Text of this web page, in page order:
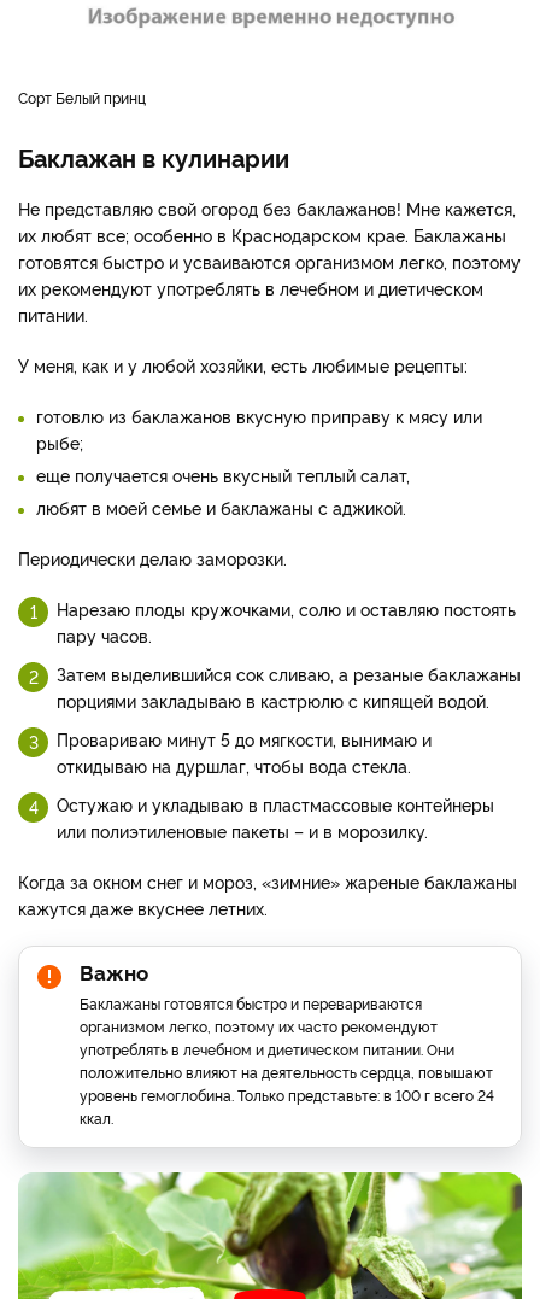
Сорт Белый принц
Баклажан в кулинарии
Не представляю свой огород без баклажанов! Мне кажется,
их любят все; особенно в Краснодарском крае. Баклажаны
готовятся быстро и усваиваются организмом легко, поэтому
их рекомендуют употреблять в лечебном и диетическом
питании.
У меня, как и у любой хозяйки, есть любимые рецепты:
готовлю из баклажанов вкусную приправу к мясу или
рыбе;
еще получается очень вкусный теплый салат,
любят в моей семье и баклажаны с аджикой.
Периодически делаю заморозки.
Нарезаю плоды кружочками, солю и оставляю постоять
пару часов.
Затем выделившийся сок сливаю, а резаные баклажаны
порциями закладываю в кастрюлю с кипящей водой.
Провариваю минут 5 до мягкости, вынимаю и
откидываю на дуршлаг, чтобы вода стекла.
Остужаю и укладываю в пластмассовые контейнеры
или полиэтиленовые пакеты – и в морозилку.
Когда за окном снег и мороз, «зимние» жареные баклажаны
кажутся даже вкуснее летних.
Важно
Баклажаны готовятся быстро и перевариваются
организмом легко, поэтому их часто рекомендуют
употреблять в лечебном и диетическом питании. Они
положительно влияют на деятельность сердца, повышают
уровень гемоглобина. Только представьте: в 100 г всего 24
ккал.